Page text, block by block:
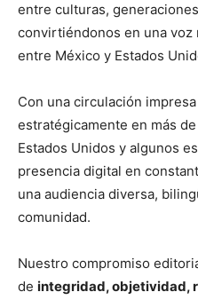
entre culturas,
convirtiéndonos en una voz
entre México y Estados
Con una circulación
estratégicamente en más de
Estados Unidos y algunos
presencia digital en
una audiencia diversa,
comunidad.
Nuestro compromiso
de integridad, objetividad,